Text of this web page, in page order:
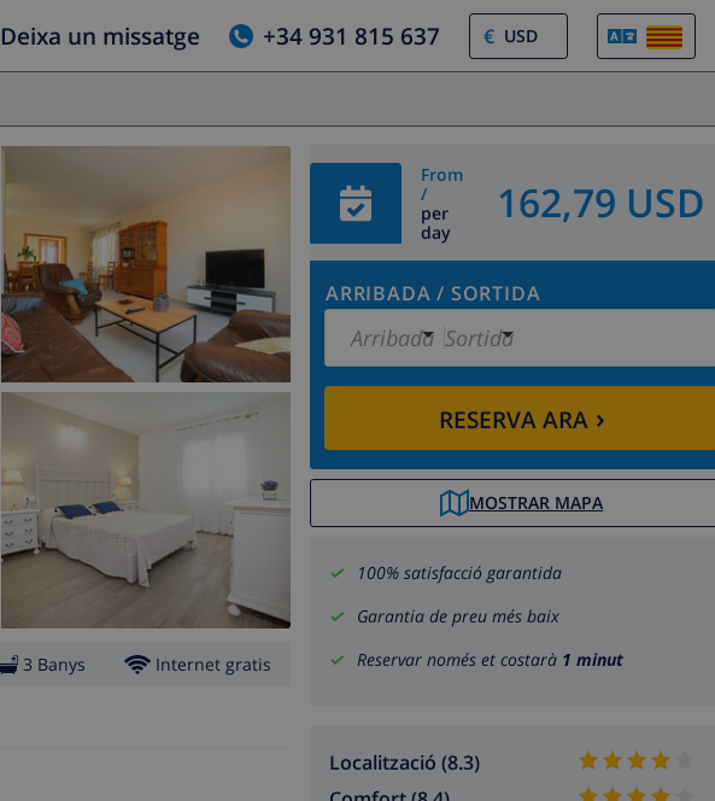
Deixa un missatge +34 931 815 637 €
From
/
per
day
162,79 USD
ARRIBADA / SORTIDA
Arribada Sortida
RESERVA ARA›
MOSTRAR MAPA
100% satisfacció garantida
Garantia de preu més baix
Reservar només et costarà 1 minut
Localització (8.3)
3 Banys Internet gratis